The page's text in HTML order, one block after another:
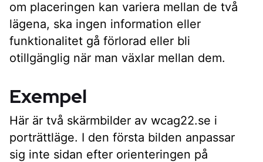
om placeringen kan variera mellan de två
lägena, ska ingen information eller
funktionalitet gå förlorad eller bli
otillgänglig när man växlar mellan dem.
Exempel
Här är två skärmbilder av wcag22.se i
porträttläge. I den första bilden anpassar
sig inte sidan efter orienteringen på